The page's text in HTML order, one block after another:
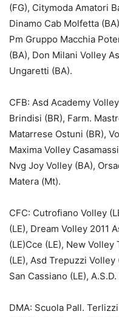
(FG), Citymoda Amatori
Dinamo Cab Molfetta
Pm Gruppo Macchia
(BA), Don Milani Volley
Ungaretti (BA).
CFB: Asd Academy
Brindisi (BR), Farm.
Matarrese Ostuni (BR),
Maxima Volley
Nvg Joy Volley (BA),
Matera (Mt).
CFC: Cutrofiano Volley
(LE), Dream Volley 2011
(LE)Cce (LE), New
(LE), Asd Trepuzzi Volley
San Cassiano (LE),
DMA: Scuola Pall.